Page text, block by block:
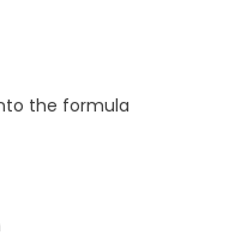
the formula